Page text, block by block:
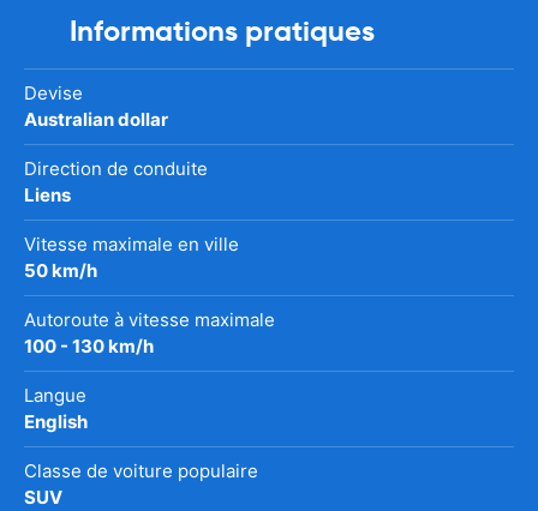
Informations pratiques
Devise
Australian dollar
Direction de conduite
Liens
Vitesse maximale en ville
50 km/h
Autoroute à vitesse maximale
100 - 130 km/h
Langue
English
Classe de voiture populaire
SUV